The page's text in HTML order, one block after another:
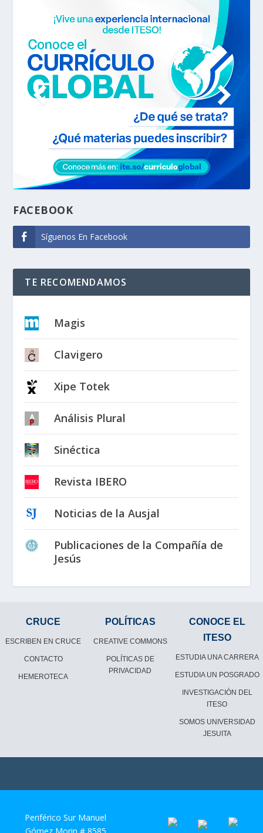
FACEBOOK
Síguenos En Facebook
TE RECOMENDAMOS
Magis
Clavigero
Xipe Totek
Análisis Plural
Sinéctica
Revista IBERO
Noticias de la Ausjal
Publicaciones de la Compañía de
Jesús
CRUCE
ESCRIBEN EN CRUCE
CONTACTO
HEMEROTECA
POLÍTICAS
CREATIVE COMMONS
POLÍTICAS DE
PRIVACIDAD
CONOCE EL
ITESO
ESTUDIA UNA CARRERA
ESTUDIA UN POSGRADO
INVESTIGACIÓN DEL
ITESO
SOMOS UNIVERSIDAD
JESUITA
Periférico Sur Manuel